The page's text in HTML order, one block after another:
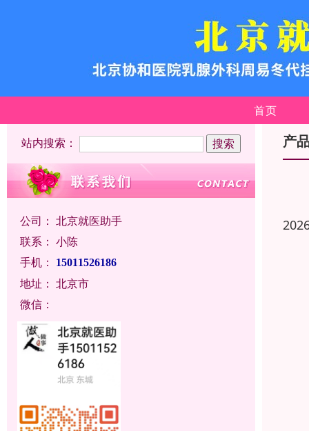
首页
站内搜索：
公司： 北京就医助手
联系： 小陈
手机：
15011526186
地址： 北京市
微信：
产